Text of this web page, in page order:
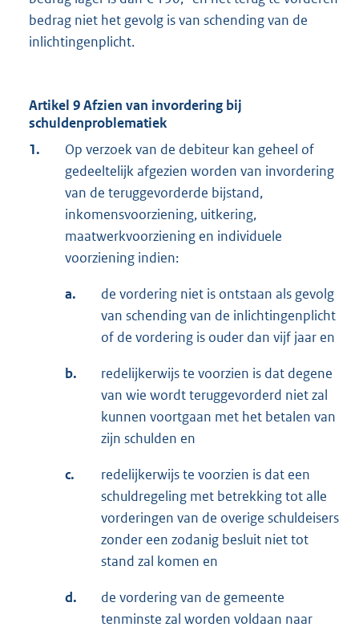
bedrag niet het gevolg is van schending van de
inlichtingenplicht.
Artikel 9 Afzien van invordering bij
schuldenproblematiek
1.
Op verzoek van de debiteur kan geheel of
gedeeltelijk afgezien worden van invordering
van de teruggevorderde bijstand,
inkomensvoorziening, uitkering,
maatwerkvoorziening en individuele
voorziening indien:
a.
de vordering niet is ontstaan als gevolg
van schending van de inlichtingenplicht
of de vordering is ouder dan vijf jaar en
b.
redelijkerwijs te voorzien is dat degene
van wie wordt teruggevorderd niet zal
kunnen voortgaan met het betalen van
zijn schulden en
c.
redelijkerwijs te voorzien is dat een
schuldregeling met betrekking tot alle
vorderingen van de overige schuldeisers
zonder een zodanig besluit niet tot
stand zal komen en
d.
de vordering van de gemeente
tenminste zal worden voldaan naar